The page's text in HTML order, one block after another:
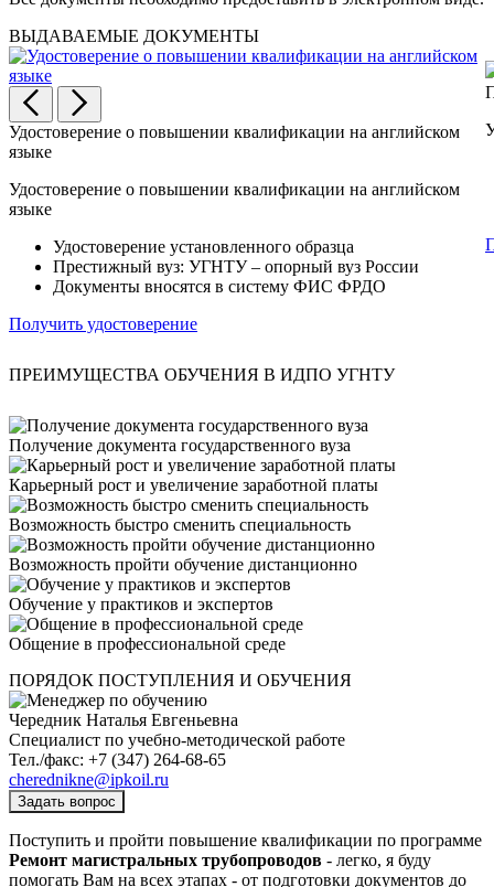
ВЫДАВАЕМЫЕ ДОКУМЕНТЫ
Удостоверение о повышении квалификации на английском
языке
Удостоверение о повышении квалификации на английском
языке
Удостоверение установленного образца
Престижный вуз: УГНТУ – опорный вуз России
Документы вносятся в систему ФИС ФРДО
Получить удостоверение
ПРЕИМУЩЕСТВА ОБУЧЕНИЯ В ИДПО УГНТУ
Получение документа государственного вуза
Карьерный рост и увеличение заработной платы
Возможность быстро сменить специальность
Возможность пройти обучение дистанционно
Обучение у практиков и экспертов
Общение в профессиональной среде
ПОРЯДОК ПОСТУПЛЕНИЯ И ОБУЧЕНИЯ
Чередник Наталья Евгеньевна
Специалист по учебно-методической работе
Тел./факс: +7 (347) 264-68-65
cherednikne@ipkoil.ru
Задать вопрос
Поступить и пройти повышение квалификации по программе
Ремонт магистральных трубопроводов - легко, я буду
помогать Вам на всех этапах - от подготовки документов до